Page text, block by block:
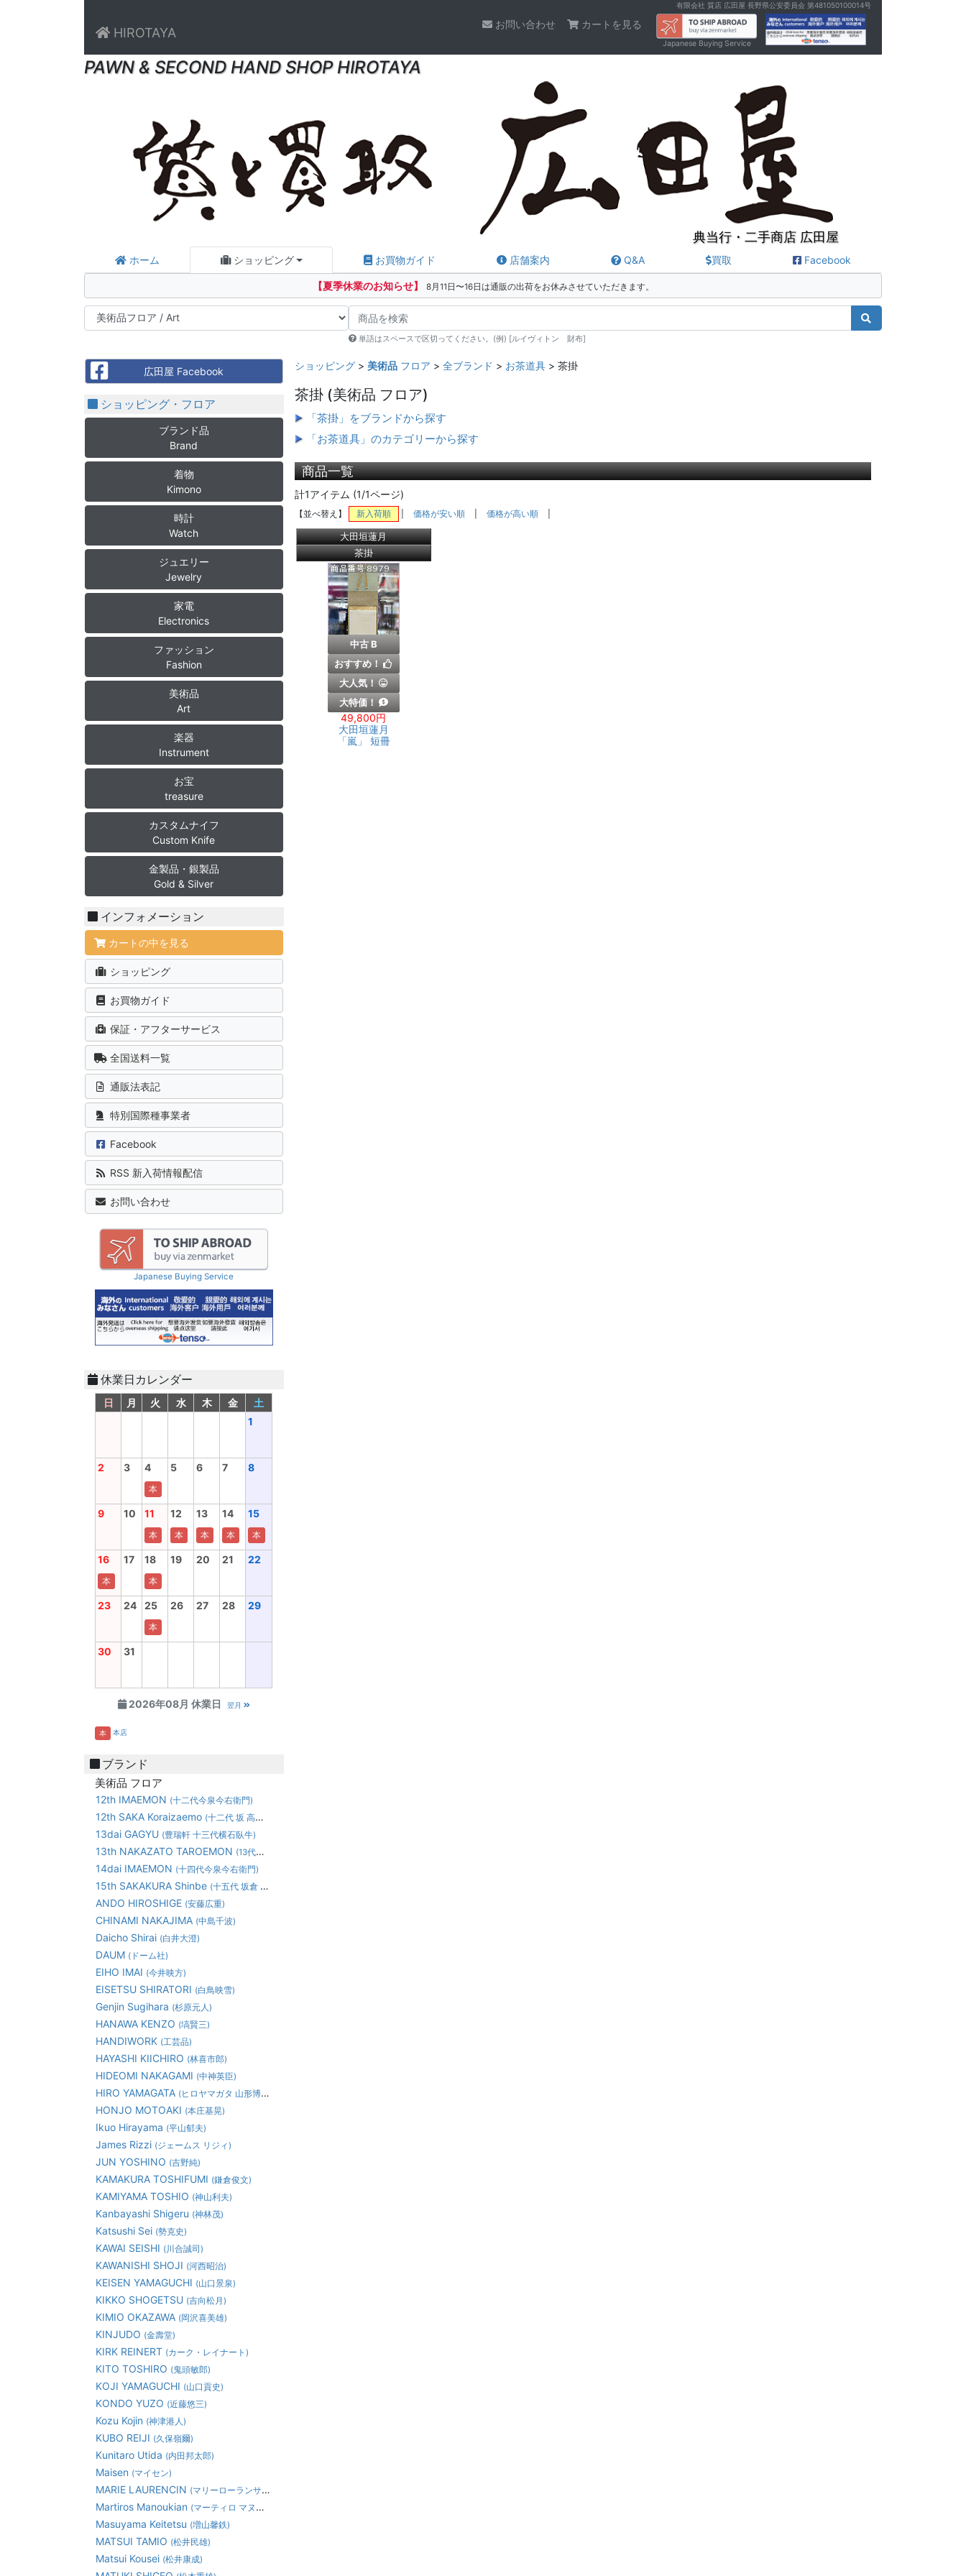
有限会社 質店 広田屋 長野県公安委員会 第481050100014号
HIROTAYA
お問い合わせ カートを見る
Japanese Buying Service
PAWN & SECOND HAND SHOP HIROTAYA
典当行・二手商店 広田屋
ホーム ショッピング お買物ガイド 店舗案内 Q&A 買取 Facebook
【夏季休業のお知らせ】 8月11日〜16日は通販の出荷をお休みさせていただきます。
単語はスペースで区切ってください。(例) [ルイヴィトン 財布]
ショッピング> 美術品フロア > 全ブランド > お茶道具> 茶掛
茶掛 (美術品 フロア)
「茶掛」をブランドから探す
「お茶道具」のカテゴリーから探す
商品一覧
計1アイテム (1/1ページ)
【並べ替え】 新入荷順 価格が安い順 価格が高い順
大田垣蓮月
茶掛
中古 B
おすすめ！
大人気！
大特価！
49,800円
大田垣蓮月
「嵐」 短冊
Facebook広田屋 Facebook
ショッピング・フロア
ブランド品
Brand
着物
Kimono
時計
Watch
ジュエリー
Jewelry
家電
Electronics
ファッション
Fashion
美術品
Art
楽器
Instrument
お宝
treasure
カスタムナイフ
Custom Knife
金製品・銀製品
Gold & Silver
インフォメーション
カートの中を見る
ショッピング
お買物ガイド
保証・アフターサービス
全国送料一覧
通販法表記
特別国際種事業者
Facebook
RSS 新入荷情報配信
お問い合わせ
Japanese Buying Service
休業日カレンダー
2026年08月 休業日 翌月
日 月 火 水 木 金
土
1
2 3 4
本
5 6 7 8
9 10 11
本
12
本
13
本
14
本
15
本
16
本
17 18
本
19 20 21 22
23 24 25
本
26 27 28 29
30 31
本 本店
ブランド
美術品 フロア
12th IMAEMON (十二代今泉今右衛門)
12th SAKA Koraizaemo (十二代 坂 高麗左衛門)
13dai GAGYU (豊瑞軒 十三代横石臥牛)
13th NAKAZATO TAROEMON (13代中里太郎右衛門)
14dai IMAEMON (十四代今泉今右衛門)
15th SAKAKURA Shinbe (十五代 坂倉 新兵衛)
ANDO HIROSHIGE (安藤広重)
CHINAMI NAKAJIMA (中島千波)
Daicho Shirai (白井大澄)
DAUM (ドーム社)
EIHO IMAI (今井映方)
EISETSU SHIRATORI (白鳥映雪)
Genjin Sugihara (杉原元人)
HANAWA KENZO (塙賢三)
HANDIWORK (工芸品)
HAYASHI KIICHIRO (林喜市郎)
HIDEOMI NAKAGAMI (中神英臣)
HIRO YAMAGATA (ヒロヤマガタ 山形博道)
HONJO MOTOAKI (本庄基晃)
Ikuo Hirayama (平山郁夫)
James Rizzi (ジェームス リジィ)
JUN YOSHINO (吉野純)
KAMAKURA TOSHIFUMI (鎌倉俊文)
KAMIYAMA TOSHIO (神山利夫)
Kanbayashi Shigeru (神林茂)
Katsushi Sei (勢克史)
KAWAI SEISHI (川合誠司)
KAWANISHI SHOJI (河西昭治)
KEISEN YAMAGUCHI (山口景泉)
KIKKO SHOGETSU (吉向松月)
KIMIO OKAZAWA (岡沢喜美雄)
KINJUDO (金壽堂)
KIRK REINERT (カーク・レイナート)
KITO TOSHIRO (鬼頭敏郎)
KOJI YAMAGUCHI (山口貢史)
KONDO YUZO (近藤悠三)
Kozu Kojin (神津港人)
KUBO REIJI (久保嶺爾)
Kunitaro Utida (内田邦太郎)
Maisen (マイセン)
MARIE LAURENCIN (マリーローランサン)
Martiros Manoukian (マーティロ マヌキアン)
Masuyama Keitetsu (増山馨鉄)
MATSUI TAMIO (松井民雄)
Matsui Kousei (松井康成)